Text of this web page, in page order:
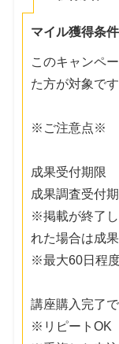
マイル獲得条件
このキャンペ
た方が対象です
※ご注意点※
成果受付期限
成果調査受付
※掲載が終了
れた場合は成
※最大60日程
講座購入完了
※リピートOK